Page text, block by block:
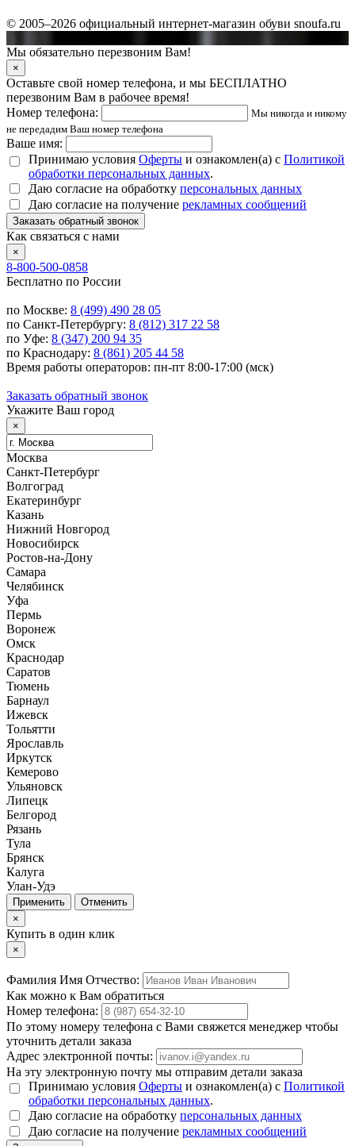
© 2005–2026 официальный интернет-магазин обуви snoufa.ru
Мы обязательно перезвоним Вам!
×
Оставьте свой номер телефона, и мы БЕСПЛАТНО
перезвоним Вам в рабочее время!
Номер телефона:
Мы никогда и никому
не передадим Ваш номер телефона
Ваше имя:
Принимаю условия Оферты и ознакомлен(а) с Политикой
обработки персональных данных.
Даю согласие на обработку персональных данных
Даю согласие на получение рекламных сообщений
Заказать обратный звонок
Как связаться с нами
×
8-800-500-0858
Бесплатно по России
по Москве: 8 (499) 490 28 05
по Санкт-Петербургу: 8 (812) 317 22 58
по Уфе: 8 (347) 200 94 35
по Краснодару: 8 (861) 205 44 58
Время работы операторов: пн-пт 8:00-17:00 (мск)
Заказать обратный звонок
Укажите Ваш город
×
Москва
Санкт-Петербург
Волгоград
Екатеринбург
Казань
Нижний Новгород
Новосибирск
Ростов-на-Дону
Самара
Челябинск
Уфа
Пермь
Воронеж
Омск
Краснодар
Саратов
Тюмень
Барнаул
Ижевск
Тольятти
Ярославль
Иркутск
Кемерово
Ульяновск
Липецк
Белгород
Рязань
Тула
Брянск
Калуга
Улан-Удэ
Отменить
×
Купить в один клик
×
Фамилия Имя Отчество:
Как можно к Вам обратиться
Номер телефона:
По этому номеру телефона с Вами свяжется менеджер чтобы
уточнить детали заказа
Адрес электронной почты:
На эту электронную почту мы отправим детали заказа
Принимаю условия Оферты и ознакомлен(а) с Политикой
обработки персональных данных.
Даю согласие на обработку персональных данных
Даю согласие на получение рекламных сообщений